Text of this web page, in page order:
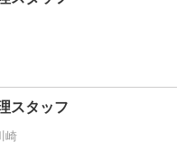
スタッフ
崎